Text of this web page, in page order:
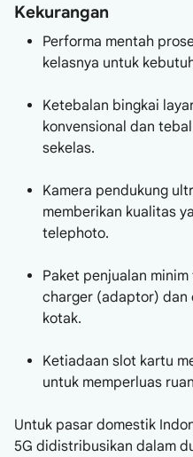
Kekurangan
Performa mentah
kelasnya untuk
Ketebalan bingkai
konvensional dan
sekelas.
Kamera pendukung
memberikan kualitas
telephoto.
Paket penjualan
charger (adaptor) dan
kotak.
Ketiadaan slot kartu
untuk memperluas
Untuk pasar domestik
5G didistribusikan dalam